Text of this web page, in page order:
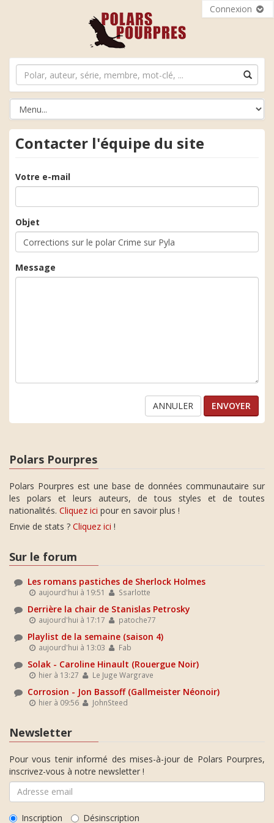
Connexion
Contacter l'équipe du site
Votre e-mail
Objet
Message
ANNULER
Polars Pourpres
Polars Pourpres est une base de données communautaire sur
les polars et leurs auteurs, de tous styles et de toutes
nationalités. Cliquez ici pour en savoir plus !
Envie de stats ? Cliquez ici !
Sur le forum
Les romans pastiches de Sherlock Holmes
aujourd'hui à 19:51 Ssarlotte
Derrière la chair de Stanislas Petrosky
aujourd'hui à 17:17 patoche77
Playlist de la semaine (saison 4)
aujourd'hui à 13:03 Fab
Solak - Caroline Hinault (Rouergue Noir)
hier à 13:27 Le Juge Wargrave
Corrosion - Jon Bassoff (Gallmeister Néonoir)
hier à 09:56 JohnSteed
Newsletter
Pour vous tenir informé des mises-à-jour de Polars Pourpres,
inscrivez-vous à notre newsletter !
Inscription Désinscription